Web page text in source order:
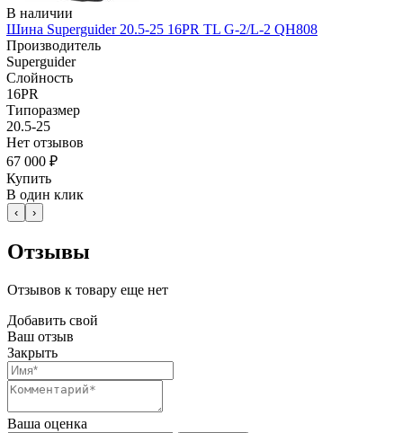
В наличии
Шина Superguider 20.5-25 16PR TL G-2/L-2 QH808
Производитель
Superguider
Слойность
16PR
Типоразмер
20.5-25
Нет отзывов
67 000 ₽
Купить
В один клик
‹ ›
Отзывы
Отзывов к товару еще нет
Добавить свой
Ваш отзыв
Закрыть
Ваша оценка